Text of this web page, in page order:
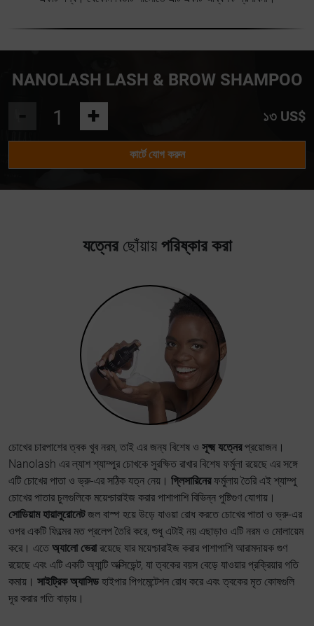
NANOLASH LASH & BROW SHAMPOO
+ ১৩ US$
কার্টে যোগ করুন
যত্নেরছোঁয়ায় পরিষ্কার করা
চোখের চারপাশের ত্বক খুব নরম, তাই এর জন্য বিশেষ ও সূক্ষ্ম যত্নেরপ্রয়োজন।
Nanolash এর ল্যাশ শ্যাম্পুর চোখকে সুরক্ষিত রাখার বিশেষ ফর্মুলা রয়েছে এর সঙ্গে
এটি চোখের পাতা ও ভ্রু-এর সঠিক যত্ন নেয়। গ্লিসারিনেরফর্মুলায় তৈরি এই শ্যাম্পু
চোখের পাতার চুলগুলিকে ময়েশ্চারাইজ করার পাশাপাশি বিভিন্ন পুষ্টিগুণ যোগায়।
সোডিয়াম হায়ালুরোনেটজল বাস্প হয়ে উড়ে যাওয়া রোধ করতে চোখের পাতা ও ভ্রু-এর
ওপর একটি ফিল্মের মত প্রলেপ তৈরি করে, শুধু এটাই নয় এছাড়াও এটি নরম ও মোলায়েম
করে। এতেঅ্যালো ভেরারয়েছে যার ময়েশ্চারাইজ করার পাশাপাশি আরামদায়ক গুণ
রয়েছে এবং এটি একটি অ্যান্টি অক্সিডেন্ট, যা ত্বকের বয়স বেড়ে যাওয়ার প্রক্রিয়ার গতি
কমায়। সাইট্রিক অ্যাসিড হাইপার পিগমেন্টেশন রোধ করে এবং ত্বকের মৃত কোষগুলি
দূর করার গতি বাড়ায়।